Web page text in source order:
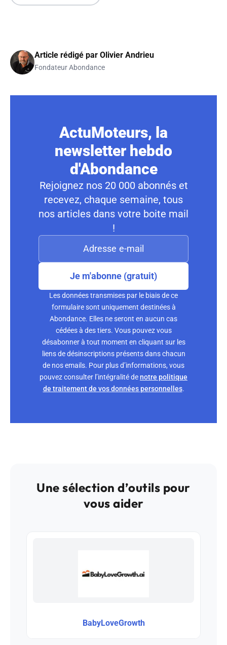
Article rédigé par Olivier Andrieu
Fondateur Abondance
ActuMoteurs, la
newsletter hebdo
d'Abondance
Rejoignez nos 20 000 abonnés et
recevez, chaque semaine, tous
nos articles dans votre boite mail
!
Je m'abonne (gratuit)
Les données transmises par le biais de ce
formulaire sont uniquement destinées à
Abondance. Elles ne seront en aucun cas
cédées à des tiers. Vous pouvez vous
désabonner à tout moment en cliquant sur les
liens de désinscriptions présents dans chacun
de nos emails. Pour plus d’informations, vous
pouvez consulter l’intégralité denotre politique
de traitement de vos données personnelles.
Une sélection d’outils pour
vous aider
BabyLoveGrowth